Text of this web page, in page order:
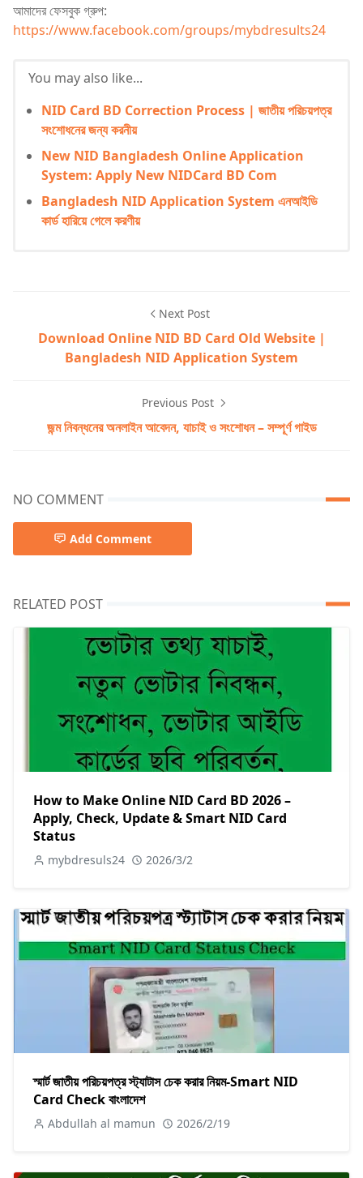
আমাদের ফেসবুক গ্রুপ:
https://www.facebook.com/groups/mybdresults24
You may also like...
NID Card BD Correction Process | জাতীয় পরিচয়পত্র
সংশোধনের জন্য করনীয়
New NID Bangladesh Online Application
System: Apply New NIDCard BD Com
Bangladesh NID Application System এনআইডি
কার্ড হারিয়ে গেলে করণীয়
Next Post
Download Online NID BD Card Old Website |
Bangladesh NID Application System
Previous Post
জন্ম নিবন্ধনের অনলাইন আবেদন, যাচাই ও সংশোধন – সম্পূর্ণ গাইড
NO COMMENT
Add Comment
RELATED POST
How to Make Online NID Card BD 2026 –
Apply, Check, Update & Smart NID Card
Status
mybdresuls24 2026/3/2
স্মার্ট জাতীয় পরিচয়পত্র স্ট্যাটাস চেক করার নিয়ম-Smart NID
Card Check বাংলাদেশ
Abdullah al mamun 2026/2/19